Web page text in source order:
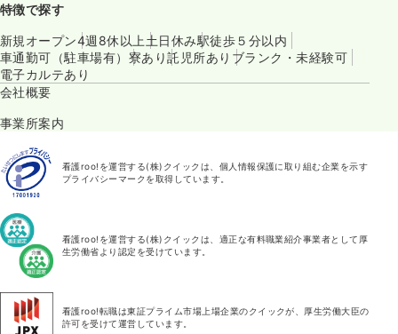
特徴で探す
新規オープン4週8休以上 土日休み駅徒歩５分以内
車通勤可（駐車場有） 寮あり託児所あり ブランク・未経験可
電子カルテあり
会社概要
事業所案内
看護roo!を運営する(株)クイックは、個人情報保護に取り組む企業を示す
プライバシーマークを取得しています。
看護roo!を運営する(株)クイックは、適正な有料職業紹介事業者として厚
生労働省より認定を受けています。
看護roo!転職は東証プライム市場上場企業のクイックが、厚生労働大臣の
許可を受けて運営しています。